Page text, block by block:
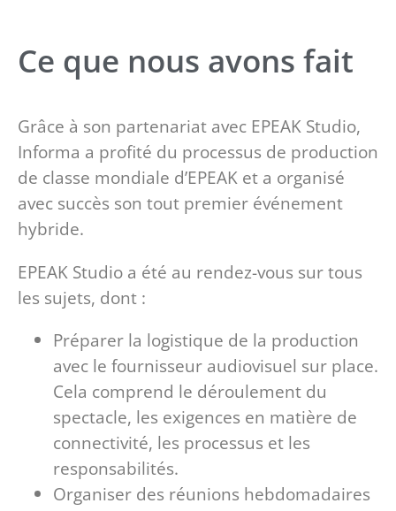
Ce que nous avons fait
Grâce à son partenariat avec EPEAK Studio,
Informa a profité du processus de production
de classe mondiale d’EPEAK et a organisé
avec succès son tout premier événement
hybride.
EPEAK Studio a été au rendez-vous sur tous
les sujets, dont :
Préparer la logistique de la production
avec le fournisseur audiovisuel sur place.
Cela comprend le déroulement du
spectacle, les exigences en matière de
connectivité, les processus et les
responsabilités.
Organiser des réunions hebdomadaires